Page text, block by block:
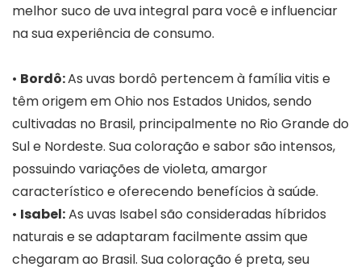
melhor suco de uva integral para você e influenciar
na sua experiência de consumo.
• Bordô:As uvas bordô pertencem à família vitis e
têm origem em Ohio nos Estados Unidos, sendo
cultivadas no Brasil, principalmente no Rio Grande do
Sul e Nordeste. Sua coloração e sabor são intensos,
possuindo variações de violeta, amargor
característico e oferecendo benefícios à saúde.
• Isabel:As uvas Isabel são consideradas híbridos
naturais e se adaptaram facilmente assim que
chegaram ao Brasil. Sua coloração é preta, seu